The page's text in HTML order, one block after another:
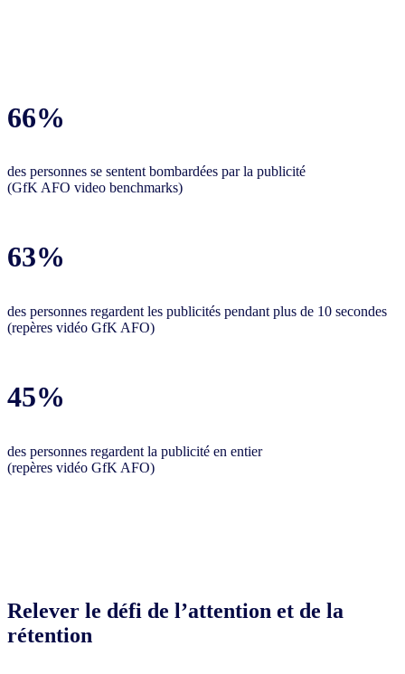
66%
des personnes se sentent bombardées par la publicité
(GfK AFO video benchmarks)
63%
des personnes regardent les publicités pendant plus de 10 secondes
(repères vidéo GfK AFO)
45%
des personnes regardent la publicité en entier
(repères vidéo GfK AFO)
Relever le défi de l’attention et de la
rétention